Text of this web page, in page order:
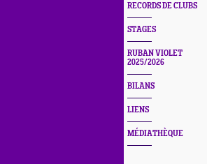
RECORDS DE CLUBS
STAGES
RUBAN VIOLET
2025/2026
BILANS
LIENS
MÉDIATHÈQUE